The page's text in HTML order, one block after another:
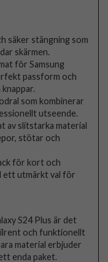
säker stängning som
skärmen.
för Samsung
passform och
som kombinerar
utseende.
av slitstarka material
stötar och
för kort och
ett utmärkt val för
S24 Plus är det
och funktionellt
material erbjuder
enda paket.